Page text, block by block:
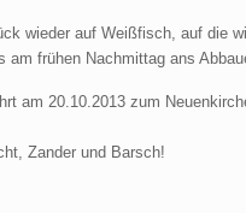
wieder auf Weißfisch, auf die
am frühen Nachmittag ans
am 20.10.2013 zum
Zander und Barsch!